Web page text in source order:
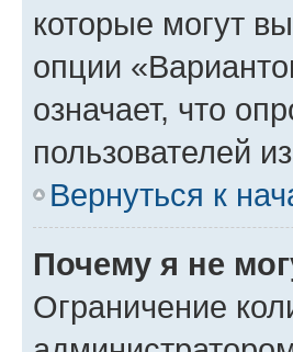
которые могут
опции
означает, что
пользователей
Вернуться к
Почему я не
Ограничение